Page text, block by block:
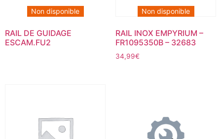
Non disponible
RAIL DE GUIDAGE
ESCAM.FU2
Non disponible
RAIL INOX EMPYRIUM –
FR1095350B – 32683
34,99€